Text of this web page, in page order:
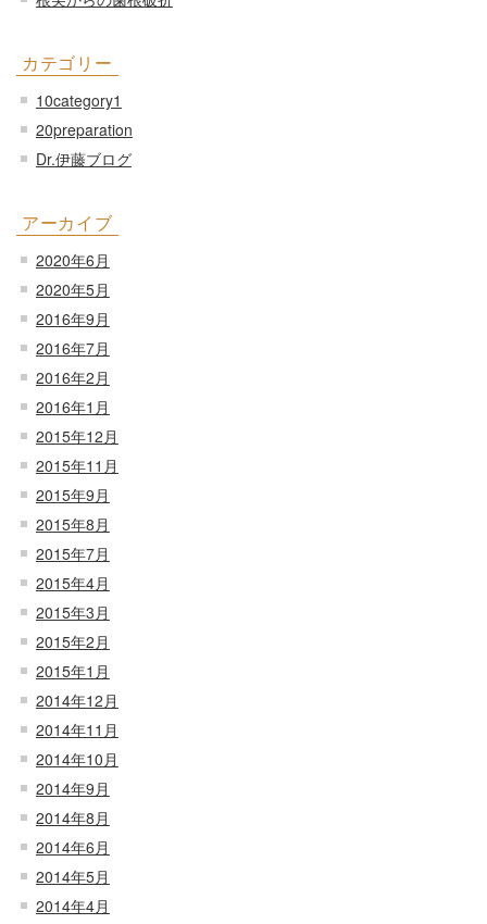
カテゴリー
10category1
20preparation
Dr.伊藤ブログ
アーカイブ
2020年6月
2020年5月
2016年9月
2016年7月
2016年2月
2016年1月
2015年12月
2015年11月
2015年9月
2015年8月
2015年7月
2015年4月
2015年3月
2015年2月
2015年1月
2014年12月
2014年11月
2014年10月
2014年9月
2014年8月
2014年6月
2014年5月
2014年4月